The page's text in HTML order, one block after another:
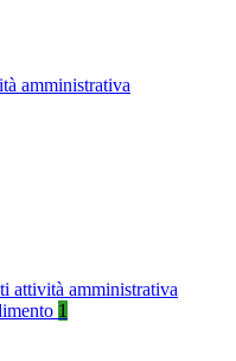
amministrativa
attività amministrativa
1